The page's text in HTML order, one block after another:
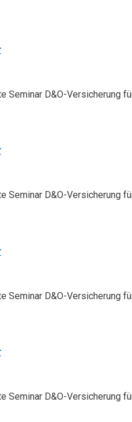
Seminar D&O-Versicherung
Seminar D&O-Versicherung
Seminar D&O-Versicherung
Seminar D&O-Versicherung